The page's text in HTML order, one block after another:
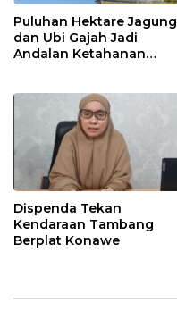
Puluhan Hektare Jagung
dan Ubi Gajah Jadi
Andalan Ketahanan
Dispenda Tekan
Kendaraan Tambang
Berplat Konawe